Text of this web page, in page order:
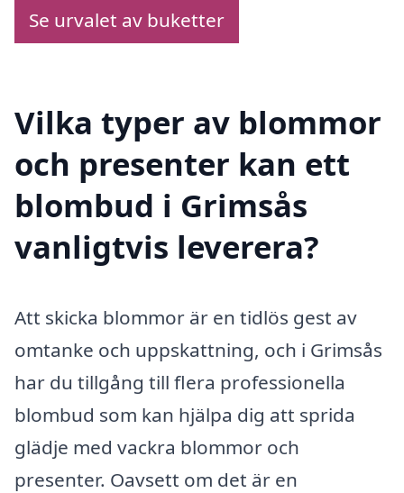
Se urvalet av buketter
Vilka typer av blommor
och presenter kan ett
blombud i Grimsås
vanligtvis leverera?
Att skicka blommor är en tidlös gest av
omtanke och uppskattning, och i Grimsås
har du tillgång till flera professionella
blombud som kan hjälpa dig att sprida
glädje med vackra blommor och
presenter. Oavsett om det är en